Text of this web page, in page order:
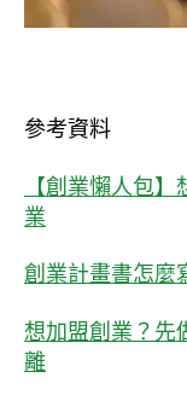
參考資料
【創業懶人包
業
創業計畫書怎麼
想加盟創業？先
離